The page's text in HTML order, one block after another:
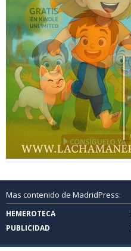
Mas contenido de MadridPress:
HEMEROTECA
PUBLICIDAD